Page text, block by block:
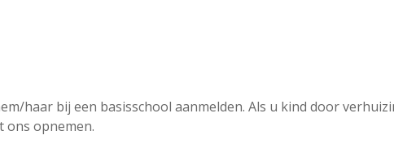
haar bij een basisschool aanmelden. Als u kind door
ons opnemen.